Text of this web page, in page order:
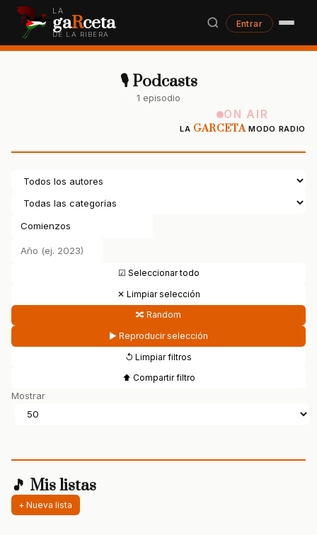
LA
gaRceta
DE LA RIBERA
Entrar
🎙 Podcasts
1 episodio
ON AIR
LA GARCETAMODO RADIO
☑ Seleccionar todo
✕ Limpiar selección
🔀 Random
▶ Reproducir selección
↺ Limpiar filtros
⬆ Compartir filtro
Mostrar
🎵 Mis listas
+ Nueva lista